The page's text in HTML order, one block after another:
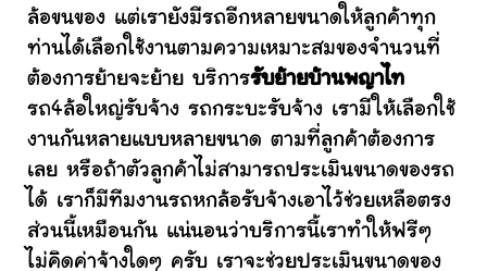
ล้อขนของ แต่เรายังมีรถอีกหลายขนาดให้ลูกค้าทุก
ท่านได้เลือกใช้งานตามความเหมาะสมของจำนวนที่
ต้องการย้ายจะย้าย บริการรับย้ายบ้านพญาไท
รถ4ล้อใหญ่รับจ้าง รถกระบะรับจ้าง เรามีให้เลือกใช้
งานกันหลายแบบหลายขนาด ตามที่ลูกค้าต้องการ
เลย หรือถ้าตัวลูกค้าไม่สามารถประเมินขนาดของรถ
ได้ เราก็มีทีมงานรถหกล้อรับจ้างเอาไว้ช่วยเหลือตรง
ส่วนนี้เหมือนกัน แน่นอนว่าบริการนี้เราทำให้ฟรีๆ
ไม่คิดค่าจ้างใดๆ ครับ เราจะช่วยประเมินขนาดของ